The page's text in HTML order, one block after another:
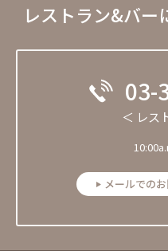
レストラン&バー
03-
＜ レス
メールでの